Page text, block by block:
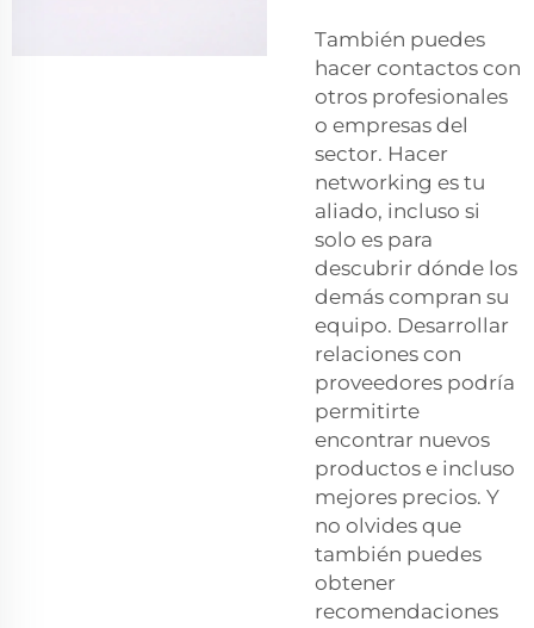
También puedes
hacer contactos con
otros profesionales
o empresas del
sector. Hacer
networking es tu
aliado, incluso si
solo es para
descubrir dónde los
demás compran su
equipo. Desarrollar
relaciones con
proveedores podría
permitirte
encontrar nuevos
productos e incluso
mejores precios. Y
no olvides que
también puedes
obtener
recomendaciones